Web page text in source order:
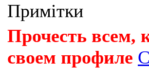
Примітки
Прочесть всем,
своем профиле